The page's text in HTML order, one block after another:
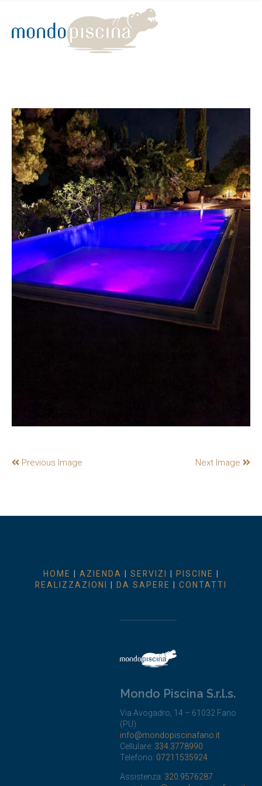
Previous Image Next Image
HOME AZIENDA SERVIZI PISCINE
REALIZZAZIONI
DA SAPERE CONTATTI
Mondo Piscina S.r.l.s.
Via Avogadro, 14 – 61032 Fano
(PU)
info@mondopiscinafano.it
Cellulare: 334.3778990
Telefono: 07211535924
Assistenza: 320.9576287